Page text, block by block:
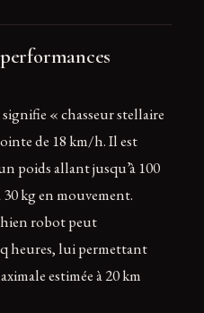
« chasseur stellaire
de 18 km/h. Il est
poids allant jusqu’à 100
kg en mouvement.
robot peut
heures, lui permettant
estimée à 20 km